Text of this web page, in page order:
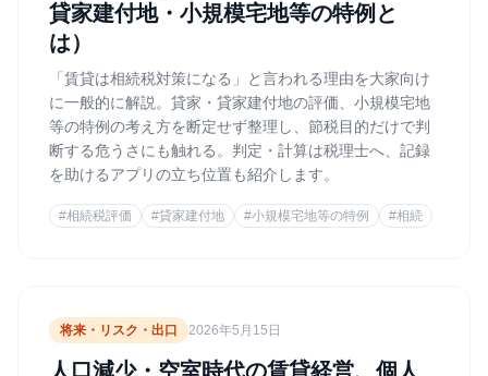
貸家建付地・小規模宅地等の特例と
は）
「賃貸は相続税対策になる」と言われる理由を大家向け
に一般的に解説。貸家・貸家建付地の評価、小規模宅地
等の特例の考え方を断定せず整理し、節税目的だけで判
断する危うさにも触れる。判定・計算は税理士へ、記録
を助けるアプリの立ち位置も紹介します。
#相続税評価 #貸家建付地 #小規模宅地等の特例 #相続
将来・リスク・出口 2026年5月15日
人口減少・空室時代の賃貸経営、個人